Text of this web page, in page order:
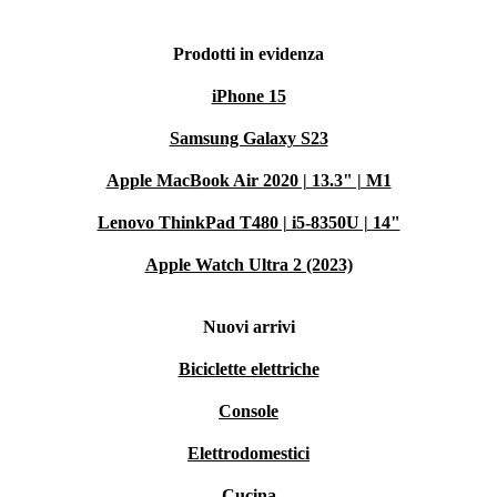
Prodotti in evidenza
iPhone 15
Samsung Galaxy S23
Apple MacBook Air 2020 | 13.3" | M1
Lenovo ThinkPad T480 | i5-8350U | 14"
Apple Watch Ultra 2 (2023)
Nuovi arrivi
Biciclette elettriche
Console
Elettrodomestici